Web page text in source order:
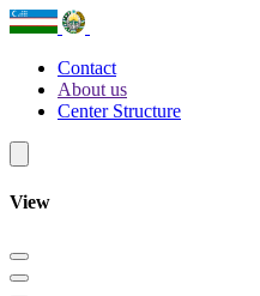
Contact
About us
Center Structure
View